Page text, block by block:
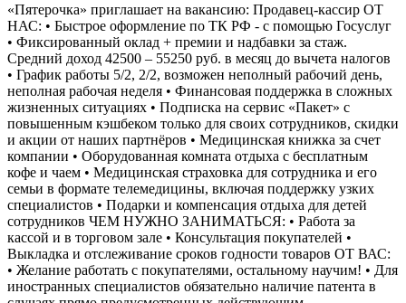
«Пятерочка» приглашает на вакансию: Продавец-кассир ОТ
НАС: • Быстрое оформление по ТК РФ - с помощью Госуслуг
• Фиксированный оклад + премии и надбавки за стаж.
Средний доход 42500 – 55250 руб. в месяц до вычета налогов
• График работы 5/2, 2/2, возможен неполный рабочий день,
неполная рабочая неделя • Финансовая поддержка в сложных
жизненных ситуациях • Подписка на сервис «Пакет» с
повышенным кэшбеком только для своих сотрудников, скидки
и акции от наших партнёров • Медицинская книжка за счет
компании • Оборудованная комната отдыха с бесплатным
кофе и чаем • Медицинская страховка для сотрудника и его
семьи в формате телемедицины, включая поддержку узких
специалистов • Подарки и компенсация отдыха для детей
сотрудников ЧЕМ НУЖНО ЗАНИМАТЬСЯ: • Работа за
кассой и в торговом зале • Консультация покупателей •
Выкладка и отслеживание сроков годности товаров ОТ ВАС:
• Желание работать с покупателями, остальному научим! • Для
иностранных специалистов обязательно наличие патента в